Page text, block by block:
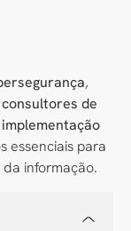
,
consultores de
essenciais para
informação.